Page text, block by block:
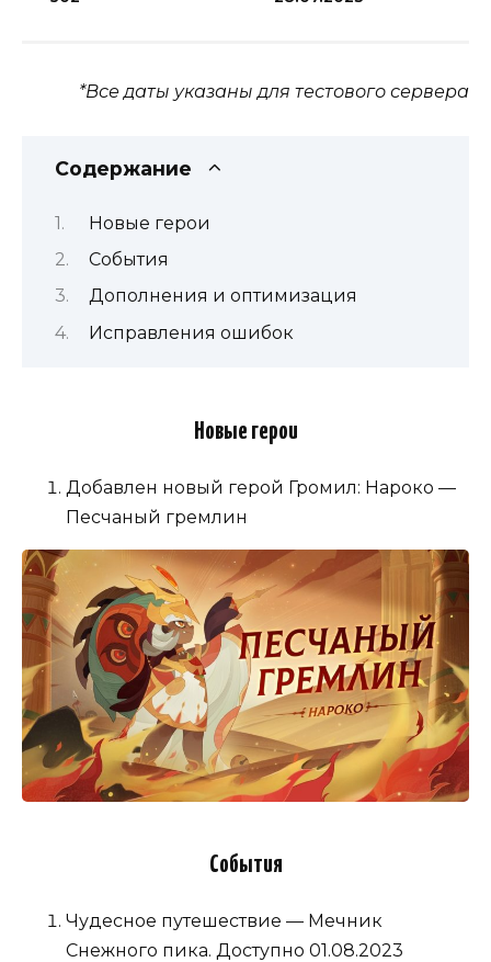
*Все даты указаны для тестового сервера
Содержание
Новые герои
События
Дополнения и оптимизация
Исправления ошибок
Новые герои
Добавлен новый герой Громил: Нароко —
Песчаный гремлин
События
Чудесное путешествие — Мечник
Снежного пика. Доступно 01.08.2023